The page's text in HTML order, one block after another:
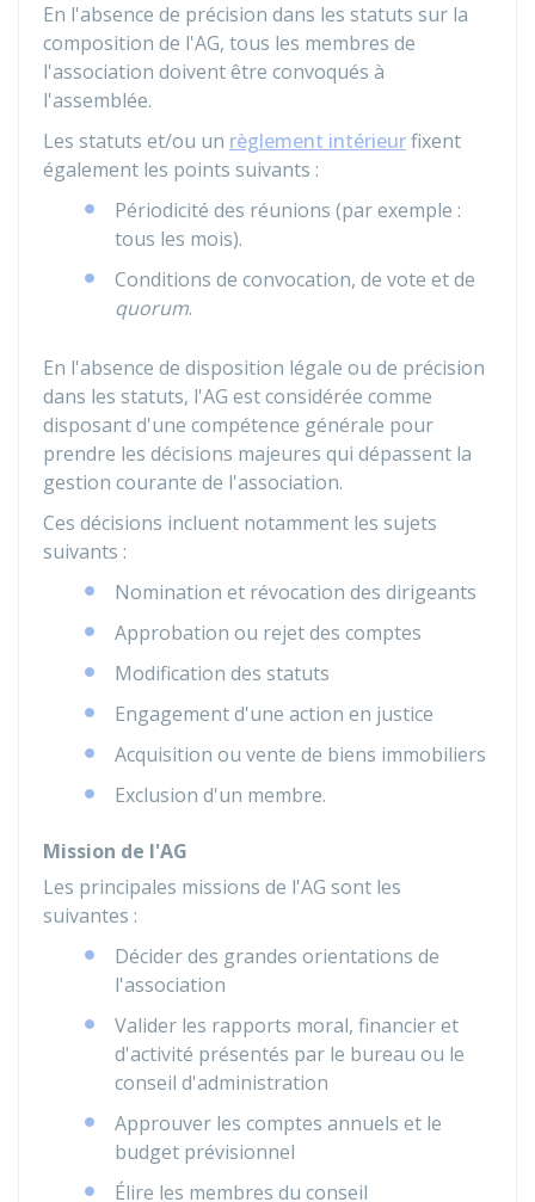
En l'absence de précision dans les statuts sur la
composition de l'AG, tous les membres de
l'association doivent être convoqués à
l'assemblée.
Les statuts et/ou un règlement intérieurfixent
également les points suivants :
Périodicité des réunions (par exemple :
tous les mois).
Conditions de convocation, de vote et de
quorum.
En l'absence de disposition légale ou de précision
dans les statuts, l'AG est considérée comme
disposant d'une compétence générale pour
prendre les décisions majeures qui dépassent la
gestion courante de l'association.
Ces décisions incluent notamment les sujets
suivants :
Nomination et révocation des dirigeants
Approbation ou rejet des comptes
Modification des statuts
Engagement d'une action en justice
Acquisition ou vente de biens immobiliers
Exclusion d'un membre.
Mission de l'AG
Les principales missions de l'AG sont les
suivantes :
Décider des grandes orientations de
l'association
Valider les rapports moral, financier et
d'activité présentés par le bureau ou le
conseil d'administration
Approuver les comptes annuels et le
budget prévisionnel
Élire les membres du conseil